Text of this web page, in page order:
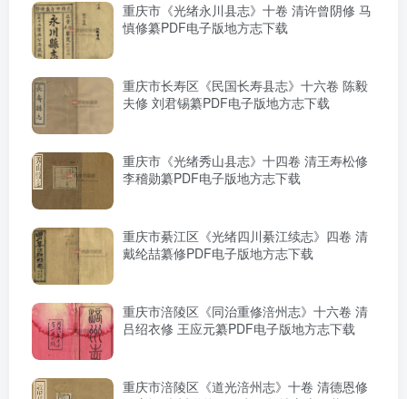
重庆市《光绪永川县志》十卷 清许曾阴修 马
慎修纂PDF电子版地方志下载
重庆市长寿区《民国长寿县志》十六卷 陈毅
夫修 刘君锡纂PDF电子版地方志下载
重庆市《光绪秀山县志》十四卷 清王寿松修
李稽勋纂PDF电子版地方志下载
重庆市綦江区《光绪四川綦江续志》四卷 清
戴纶喆纂修PDF电子版地方志下载
重庆市涪陵区《同治重修涪州志》十六卷 清
吕绍衣修 王应元纂PDF电子版地方志下载
重庆市涪陵区《道光涪州志》十卷 清德恩修